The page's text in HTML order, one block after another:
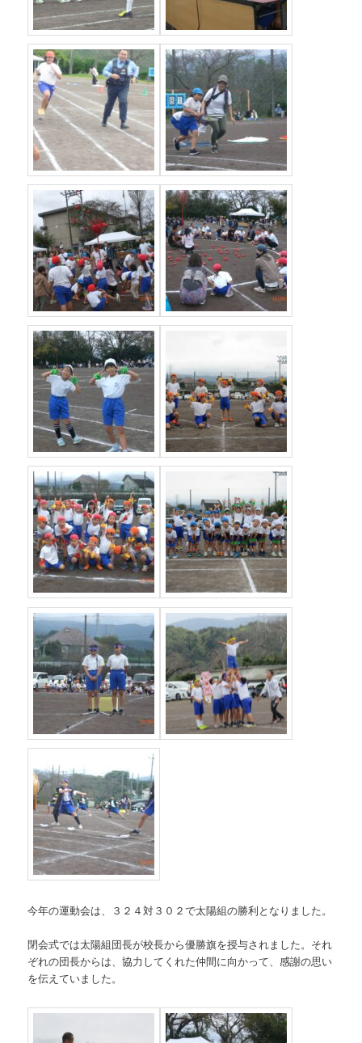
今年の運動会は、３２４対３０２で太陽組の勝利となりました。
閉会式では太陽組団長が校長から優勝旗を授与されました。それ
ぞれの団長からは、協力してくれた仲間に向かって、感謝の思い
を伝えていました。